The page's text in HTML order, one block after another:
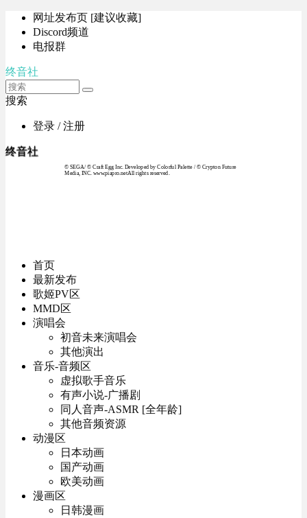
网址发布页 [建议收藏]
Discord频道
电报群
终音社
搜索
登录 / 注册
终音社
© SEGA / © Craft Egg Inc. Developed by Colorful Palette / © Crypton Future
Media, INC. www.piapro.netAll rights reserved.
首页
最新发布
歌姬PV区
MMD区
演唱会
初音未来演唱会
其他演出
音乐-音频区
虚拟歌手音乐
有声小说-广播剧
同人音声-ASMR [全年龄]
其他音频资源
动漫区
日本动画
国产动画
欧美动画
漫画区
日韩漫画